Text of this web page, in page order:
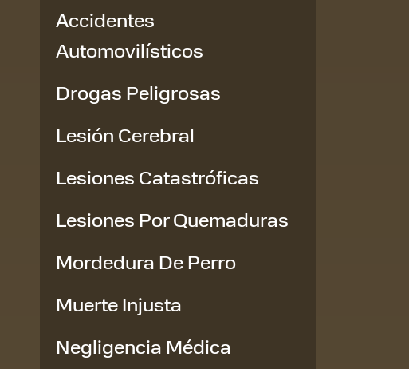
Accidentes
Automovilísticos
Drogas Peligrosas
Lesión Cerebral
Lesiones Catastróficas
Lesiones Por Quemaduras
Mordedura De Perro
Muerte Injusta
Negligencia Médica